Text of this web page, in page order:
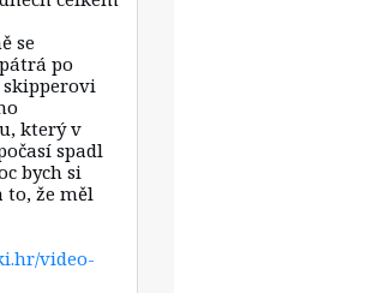
se
po
který v
spadl
bych si
to, že měl
video-